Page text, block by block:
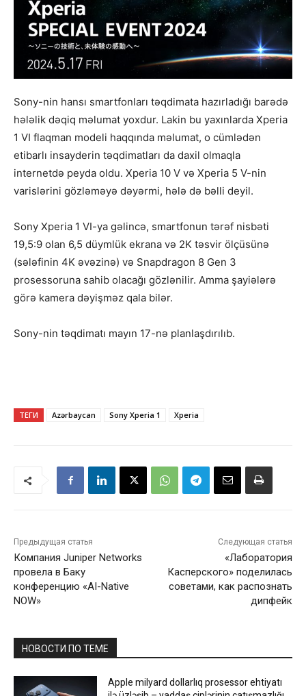
Sony-nin hansı smartfonları təqdimata hazırladığı barədə
hələlik dəqiq məlumat yoxdur. Lakin bu yaxınlarda Xperia
1 VI flaqman modeli haqqında məlumat, o cümlədən
etibarlı insayderin təqdimatları da daxil olmaqla
internetdə peyda oldu. Xperia 10 V və Xperia 5 V-nin
varislərini gözləməyə dəyərmi, hələ də bəlli deyil.
Sony Xperia 1 VI-ya gəlincə, smartfonun tərəf nisbəti
19,5:9 olan 6,5 düymlük ekrana və 2K təsvir ölçüsünə
(sələfinin 4K əvəzinə) və Snapdragon 8 Gen 3
prosessoruna sahib olacağı gözlənilir. Amma şayiələrə
görə kamera dəyişməz qala bilər.
Sony-nin təqdimatı mayın 17-nə planlaşdırılıb.
ТЕГИ Azərbaycan Sony Xperia 1 Xperia
Предыдущая статья
Компания Juniper Networks
провела в Баку
конференцию «AI-Native
NOW»
Следующая статья
«Лаборатория
Касперского» поделилась
советами, как распознать
дипфейк
НОВОСТИ ПО ТЕМЕ
Apple milyard dollarlıq prosessor ehtiyatı